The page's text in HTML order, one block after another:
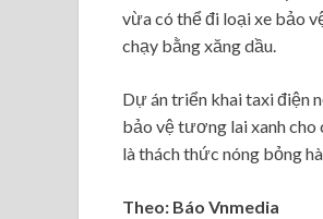
vừa có thể đi loại xe bảo
chạy bằng xăng dầu.
Dự án triển khai taxi điện
bảo vệ tương lai xanh
là thách thức nóng bỏng
Theo: Báo Vnmedia